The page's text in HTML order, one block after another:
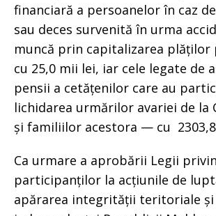
financiară a persoanelor în caz
sau deces survenită în urma
muncă prin capitalizarea plăților
cu 25,0 mii lei, iar cele legate de
pensii a cetățenilor care au
lichidarea urmărilor avariei de la
și familiilor acestora — cu
Ca urmare a aprobării Legii
participanților la acțiunile de
apărarea integrității teritoriale și